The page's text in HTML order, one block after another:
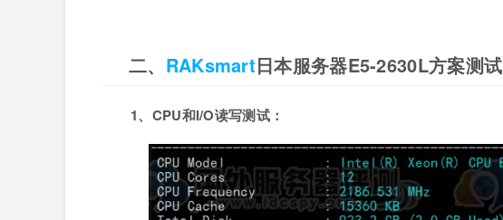
二、 RAKsmart日本服务器E5-2630L方案测试
1、CPU和I/O读写测试：